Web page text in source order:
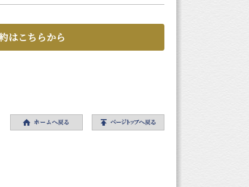
はこちらから